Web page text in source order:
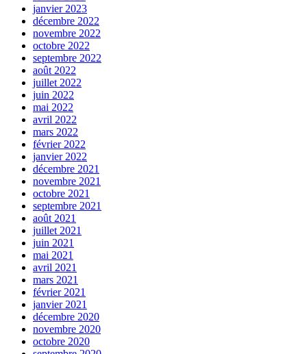
janvier 2023
décembre 2022
novembre 2022
octobre 2022
septembre 2022
août 2022
juillet 2022
juin 2022
mai 2022
avril 2022
mars 2022
février 2022
janvier 2022
décembre 2021
novembre 2021
octobre 2021
septembre 2021
août 2021
juillet 2021
juin 2021
mai 2021
avril 2021
mars 2021
février 2021
janvier 2021
décembre 2020
novembre 2020
octobre 2020